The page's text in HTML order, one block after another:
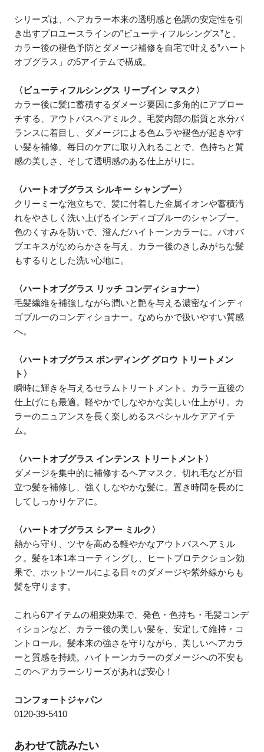
シリーズは、ヘアカラー本来の透明感と色調の安定性を引
き出すプロユースラインの‟ビューティフルシングス”と、
カラー後の褪色予防とダメージ補修を自宅で叶える‟ハート
オブグラス」の5アイテムで構成。
〈ビューティフルシングス リーブイン マスク〉
カラー後に髪に蓄積するダメージ要因に多角的にアプロー
チする、アウトバスヘアミルク。毛髪内部の脂質と水分バ
ランスに着目し、ダメージによる色ムラや褪色が起きやす
い髪を補修。毎日のケアに取り入れることで、色持ちと質
感の美しさ、そして透明感のある仕上がりに。
〈ハートオブグラス シルキー シャンプー〉
クリーミーな泡立ちで、髪に付着した金属イオンや蓄積汚
れをやさしく洗い上げるインディゴブルーのシャンプー。
色のくすみを防いで、澄んだハイトーンカラーに。バオバ
ブエキスがなめらかさを与え、カラー後のきしみがちな髪
もするりとした洗い心地に。
〈ハートオブグラス リッチ コンディショナー〉
毛髪繊維を補強しながら潤いと艶を与える濃密なインディ
ゴブルーのコンディショナー。なめらかで扱いやすい質感
へ。
〈ハートオブグラス ボンディング グロウ トリートメン
ト〉
瞬時に輝きを与えるセラムトリートメント。カラー直後の
仕上げにも最適。軽やかでしなやかな美しい仕上がり。カ
ラーのニュアンスを長く楽しめるスペシャルケアアイテ
ム。
〈ハートオブグラス インテンス トリートメント〉
ダメージを集中的に補修するヘアマスク。切れ毛などが目
立つ髪を補修し、強くしなやかな髪に。置き時間を長めに
してしっかりケアに。
〈ハートオブグラス シアー ミルク〉
熱から守り、ツヤを高める軽やかなアウトバスヘアミル
ク。髪を1本1本コーティングし、ヒートプロテクション効
果で、ホットツールによる日々のダメージや紫外線からも
髪を守ります。
これら6アイテムの相乗効果で、発色・色持ち・毛髪コンデ
ィションなど、カラー後の美しい髪を、安定して維持・コ
ントロール。髪本来の強さを守りながら、美しいヘアカラ
ーと質感を持続。ハイトーンカラーのダメージへの不安も
このヘアカラーシリーズがあれば安心！
コンフォートジャパン
0120‐39‐5410
あわせて読みたい